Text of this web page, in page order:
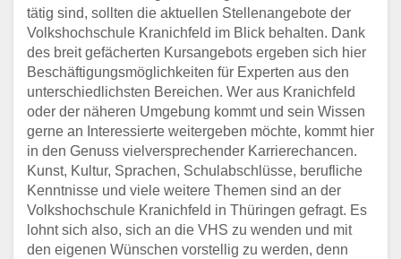
tätig sind, sollten die aktuellen Stellenangebote der
Volkshochschule Kranichfeld im Blick behalten. Dank
des breit gefächerten Kursangebots ergeben sich hier
Beschäftigungsmöglichkeiten für Experten aus den
unterschiedlichsten Bereichen. Wer aus Kranichfeld
oder der näheren Umgebung kommt und sein Wissen
gerne an Interessierte weitergeben möchte, kommt hier
in den Genuss vielversprechender Karrierechancen.
Kunst, Kultur, Sprachen, Schulabschlüsse, berufliche
Kenntnisse und viele weitere Themen sind an der
Volkshochschule Kranichfeld in Thüringen gefragt. Es
lohnt sich also, sich an die VHS zu wenden und mit
den eigenen Wünschen vorstellig zu werden, denn